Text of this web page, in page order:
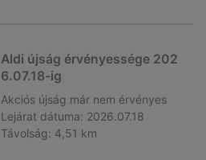
Aldi újság érvényessége 202
6.07.18-ig
Akciós újság már nem érvényes
Lejárat dátuma: 2026.07.18
Távolság: 4,51 km